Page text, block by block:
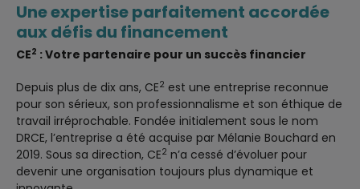
Une expertise parfaitement accordée
aux défis du financement
CE2 : Votre partenaire pour un succès financier
Depuis plus de dix ans, CE2 est une entreprise reconnue
pour son sérieux, son professionnalisme et son éthique de
travail irréprochable. Fondée initialement sous le nom
DRCE, l’entreprise a été acquise par Mélanie Bouchard en
2019. Sous sa direction, CE2 n’a cessé d’évoluer pour
devenir une organisation toujours plus dynamique et